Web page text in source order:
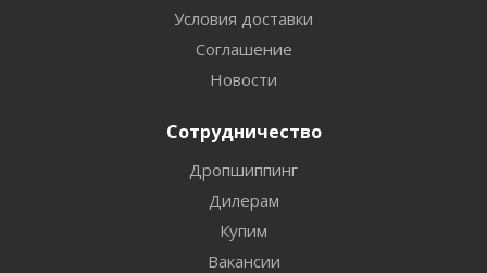
Условия доставки
Соглашение
Новости
Сотрудничество
Дропшиппинг
Дилерам
Купим
Вакансии